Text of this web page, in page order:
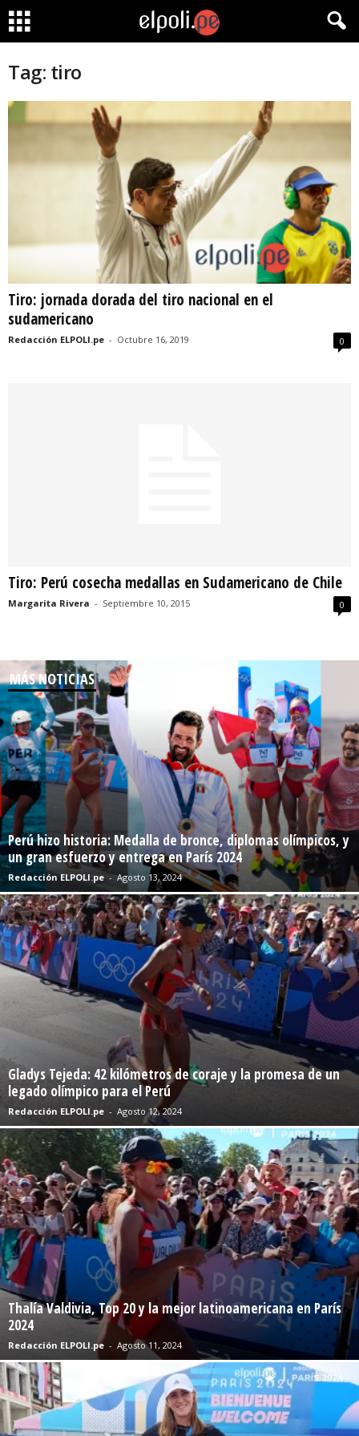
Tag: tiro
Tiro: jornada dorada del tiro nacional en el
sudamericano
Redacción ELPOLI.pe - Octubre 16, 2019 0
Tiro: Perú cosecha medallas en Sudamericano de Chile
Margarita Rivera - Septiembre 10, 2015 0
MÁS NOTICIAS
Perú hizo historia: Medalla de bronce, diplomas olímpicos, y
un gran esfuerzo y entrega en París 2024
Redacción ELPOLI.pe - Agosto 13, 2024
Gladys Tejeda: 42 kilómetros de coraje y la promesa de un
legado olímpico para el Perú
Redacción ELPOLI.pe - Agosto 12, 2024
Thalía Valdivia, Top 20 y la mejor latinoamericana en París
2024
Redacción ELPOLI.pe - Agosto 11, 2024